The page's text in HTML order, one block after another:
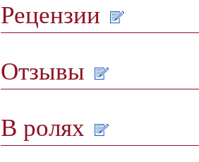
Рецензии
Отзывы
В ролях